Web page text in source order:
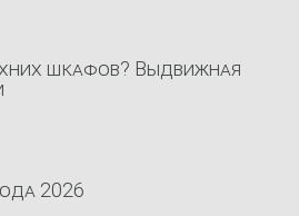
шкафов? Выдвижная
2026